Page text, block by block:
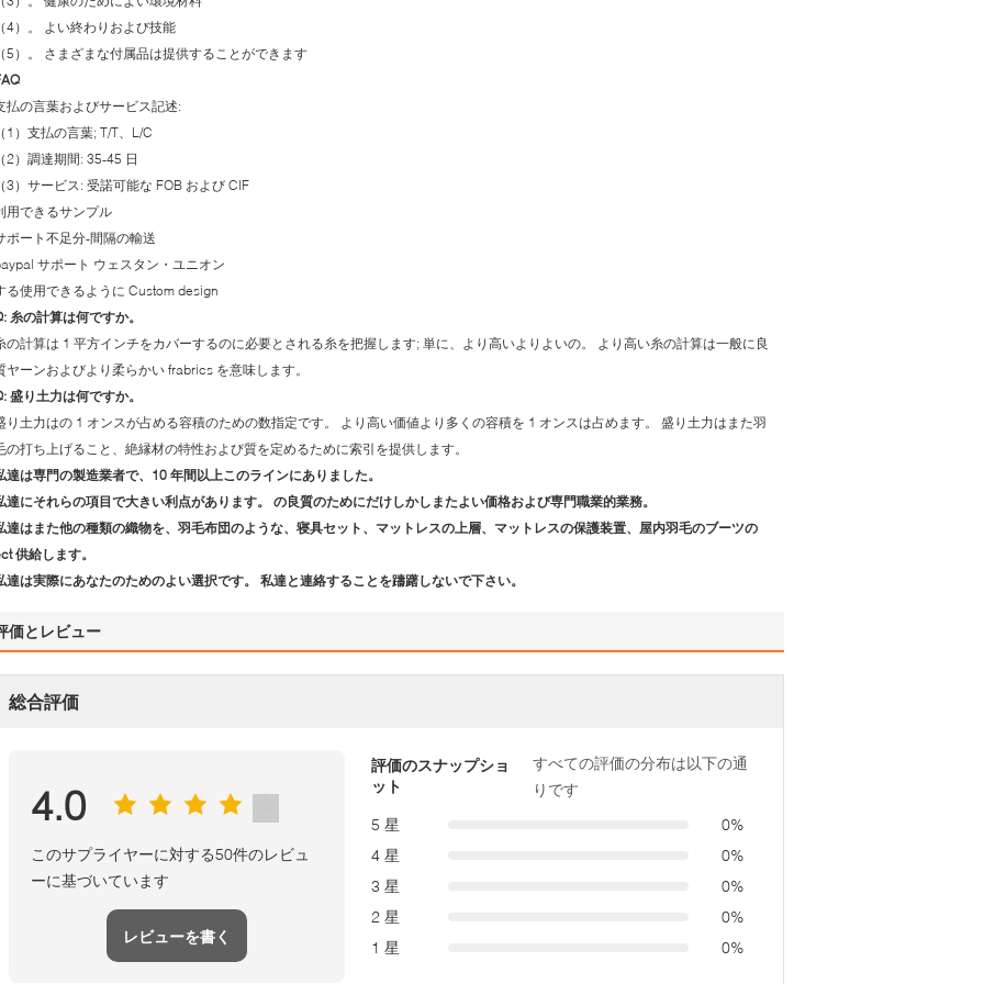
4）。 よい終わりおよび技能
5）。 さまざまな付属品は提供することができます
払の言葉およびサービス記述:
1）支払の言葉; T/T、L/C
2）調達期間: 35-45 日
3）サービス: 受諾可能な FOB および CIF
用できるサンプル
ポート不足分-間隔の輸送
サポート ウェスタン・ユニオン
る使用できるように Custom design
糸の計算は何ですか。
の計算は 1 平方インチをカバーするのに必要とされる糸を把握します; 単に、より高いよりよいの。 より高い糸の計算は一般に良
ヤーンおよびより柔らかい frabrics を意味します。
盛り土力は何ですか。
り土力はの 1 オンスが占める容積のための数指定です。 より高い価値より多くの容積を 1 オンスは占めます。 盛り土力はまた羽
の打ち上げること、絶縁材の特性および質を定めるために索引を提供します。
達は専門の製造業者で、10 年間以上このラインにありました。
達にそれらの項目で大きい利点があります。 の良質のためにだけしかしまたよい価格および専門職業的業務。
達はまた他の種類の織物を、羽毛布団のような、寝具セット、マットレスの上層、マットレスの保護装置、屋内羽毛のブーツの
供給します。
達は実際にあなたのためのよい選択です。 私達と連絡することを躊躇しないで下さい。
価とレビュー
総合評価
4.0
このサプライヤーに対する50件のレビュ
ーに基づいています
レビューを書く
評価のスナップショ
ット
すべての評価の分布は以下の通
りです
5 星
0%
4 星
0%
3 星
0%
2 星
0%
1 星
0%